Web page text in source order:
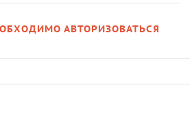
АВТОРИЗОВАТЬСЯ